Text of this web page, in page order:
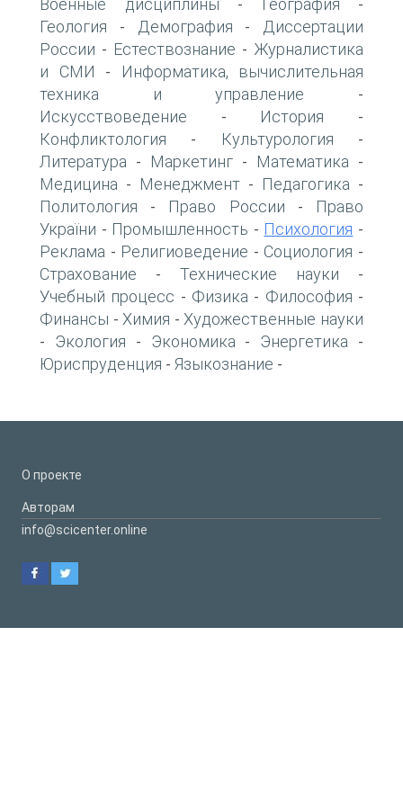
Военные дисциплины - География -
Геология - Демография -
Диссертации
России - Естествознание - Журналистика
и СМИ -
Информатика, вычислительная
техника и управление -
Искусствоведение - История -
Конфликтология - Культурология -
Литература - Маркетинг - Математика -
Медицина - Менеджмент - Педагогика -
Политология - Право России -
Право
України - Промышленность - Психология -
Реклама - Религиоведение - Социология -
Страхование - Технические науки -
Учебный процесс - Физика - Философия -
Финансы -Химия -Художественные науки
- Экология - Экономика - Энергетика -
Юриспруденция - Языкознание -
О проекте
Авторам
info@scicenter.online